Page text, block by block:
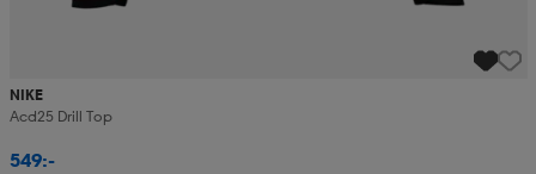
NIKE
Acd25 Drill Top
549:-